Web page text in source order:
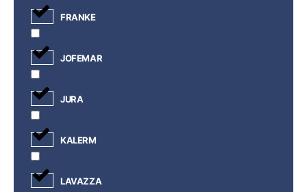
FRANKE
JOFEMAR
JURA
KALERM
LAVAZZA